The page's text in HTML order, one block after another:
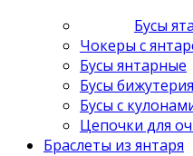
Бусы
Чокеры с
Бусы янтарные
Бусы
Бусы с
Цепочки для
Браслеты из янтаря